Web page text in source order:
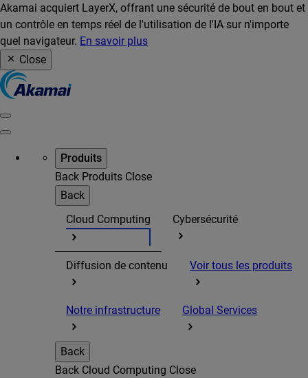
Akamai acquiert LayerX, offrant une sécurité de bout en bout et
un contrôle en temps réel de l'utilisation de l'IA sur n'importe
quel navigateur. En savoir plus
Close
Produits
Back Produits Close
Back
Cloud Computing
Cybersécurité
Diffusion de contenu Voir tous les produits
Notre infrastructure Global Services
Back
Back Cloud Computing Close